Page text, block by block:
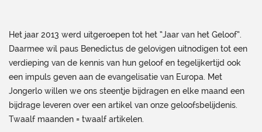
Het jaar 2013 werd uitgeroepen tot het “Jaar van het Geloof”.
Daarmee wil paus Benedictus de gelovigen uitnodigen tot een
verdieping van de kennis van hun geloof en tegelijkertijd ook
een impuls geven aan de evangelisatie van Europa. Met
Jongerlo willen we ons steentje bijdragen en elke maand een
bijdrage leveren over een artikel van onze geloofsbelijdenis.
Twaalf maanden = twaalf artikelen.